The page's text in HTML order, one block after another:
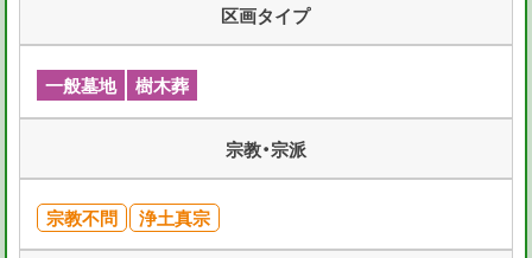
区画タイプ
一般墓地 樹木葬
宗教・宗派
宗教不問 浄土真宗